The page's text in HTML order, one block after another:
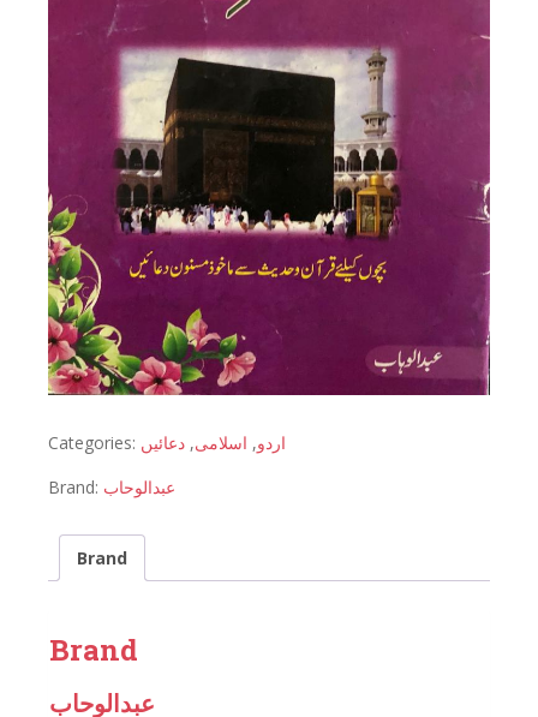
Categories: اردو, اسلامی, دعائیں
Brand: عبدالوحاب
Brand
Brand
عبدالوحاب